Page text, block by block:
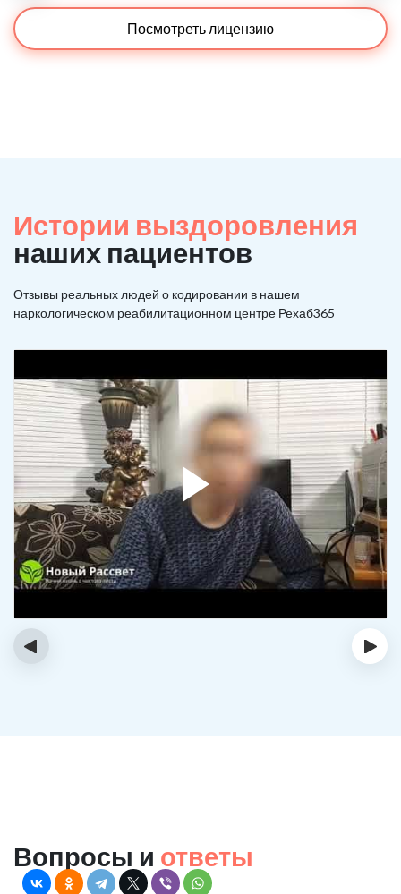
Посмотреть лицензию
Истории выздоровления
наших пациентов
Отзывы реальных людей о кодировании в нашем
наркологическом реабилитационном центре Рехаб365
‹ ›
Вопросы и ответы